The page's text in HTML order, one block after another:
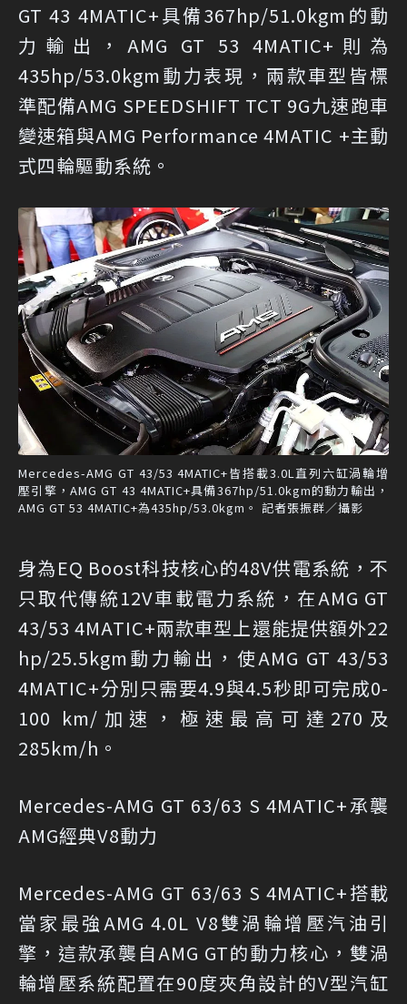
GT 43 4MATIC+具備367hp/51.0kgm的動
力輸出，AMG GT 53 4MATIC+則為
435hp/53.0kgm動力表現，兩款車型皆標
準配備AMG SPEEDSHIFT TCT 9G九速跑車
變速箱與AMG Performance 4MATIC +主動
式四輪驅動系統。
Mercedes-AMG GT 43/53 4MATIC+皆搭載3.0L直列六缸渦輪增
壓引擎，AMG GT 43 4MATIC+具備367hp/51.0kgm的動力輸出，
AMG GT 53 4MATIC+為435hp/53.0kgm。 記者張振群／攝影
身為EQ Boost科技核心的48V供電系統，不
只取代傳統12V車載電力系統，在AMG GT
43/53 4MATIC+兩款車型上還能提供額外22
hp/25.5kgm動力輸出，使AMG GT 43/53
4MATIC+分別只需要4.9與4.5秒即可完成0-
100 km/加速，極速最高可達270及
285km/h。
Mercedes-AMG GT 63/63 S 4MATIC+承襲
AMG經典V8動力
Mercedes-AMG GT 63/63 S 4MATIC+搭載
當家最強AMG 4.0L V8雙渦輪增壓汽油引
擎，這款承襲自AMG GT的動力核心，雙渦
輪增壓系統配置在90度夾角設計的V型汽缸